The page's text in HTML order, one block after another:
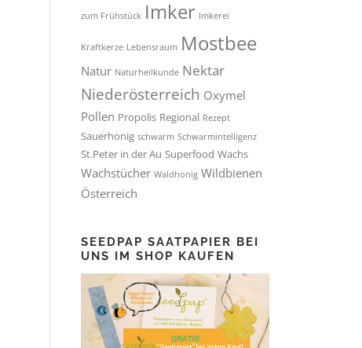
zum Frühstück Imker Imkerei
Kraftkerze Lebensraum Mostbee
Natur Naturheilkunde Nektar
Niederösterreich Oxymel
Pollen Propolis Regional Rezept
Sauerhonig schwarm Schwarmintelligenz
St.Peter in der Au Superfood Wachs
Wachstücher Waldhonig Wildbienen
Österreich
SEEDPAP SAATPAPIER BEI
UNS IM SHOP KAUFEN